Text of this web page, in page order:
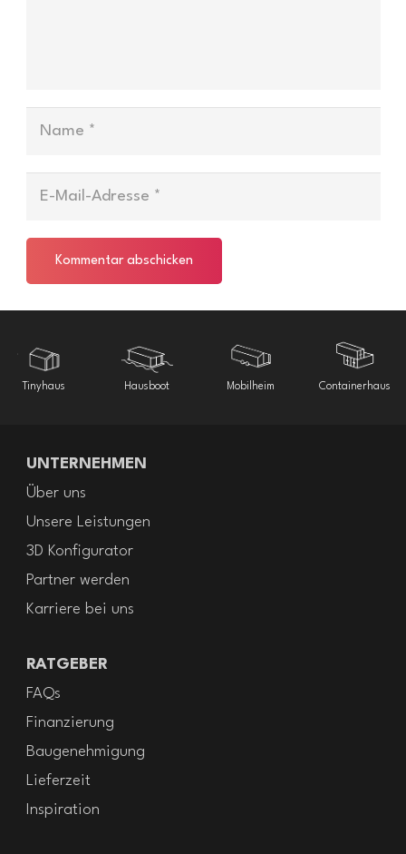
Kommentar abschicken
Hausboot Mobilheim Containerhaus Fertighaus
UNTERNEHMEN
Über uns
Unsere Leistungen
3D Konfigurator
Partner werden
Karriere bei uns
RATGEBER
FAQs
Finanzierung
Baugenehmigung
Lieferzeit
Inspiration